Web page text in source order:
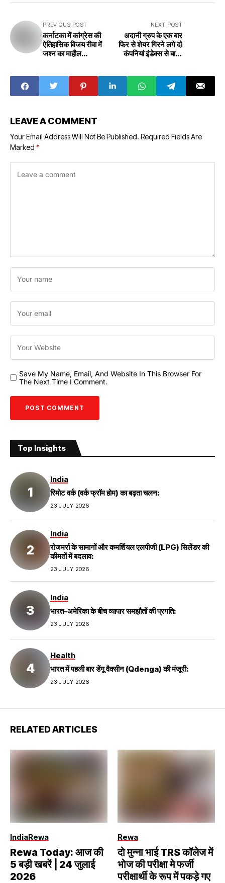
PREVIOUS POST
कर्नाटका में कांग्रेस की
ऐतिहासिक विजय रीवा में
जश्न का माहौल
historic victory
of Congress in
Rewa
NEXT POST
अदानी ग्रुप के एक बार
फिर से शेयर गिरने लगे दो
कंपनियां इंडेक्स से बाहर
started falling
once again, two
companies out of
LEAVE A COMMENT
Your Email Address Will Not Be Published. Required Fields Are
Marked *
Save My Name, Email, And Website In This Browser For
The Next Time I Comment.
Top Insights
India
रिमोट वर्क (वर्क फ्रॉम होम) का बढ़ता चलन:
23 JULY 2026
India
रोजमर्रा के सामानों और कमर्शियल एलपीजी (LPG) सिलेंडर की
कीमतों में बदलाव:
23 JULY 2026
India
भारत-अमेरिका के बीच व्यापार समझौतों की प्रगति:
23 JULY 2026
Health
भारत में पहली बार डेंगू वैक्सीन (Qdenga) की मंजूरी:
23 JULY 2026
RELATED ARTICLES
IndiaRewa
Rewa Today: आज की
5 बड़ी खबरें | 24 जुलाई
2026
Rewa
दो मुन्ना भाई TRS कॉलेज में
भोज की परीक्षा मे फर्जी
परीक्षार्थी के रूप में पकड़े गए